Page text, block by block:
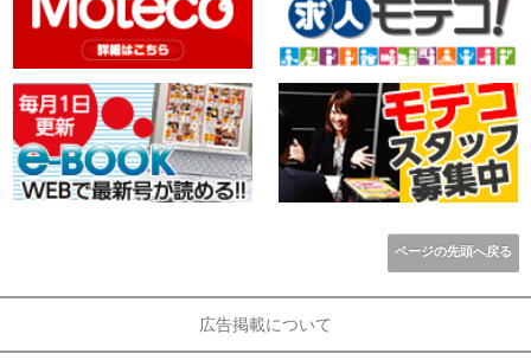
ページの先頭へ戻る
広告掲載について